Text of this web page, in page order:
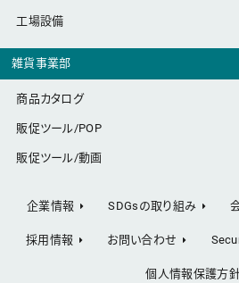
工場設備
雑貨事業部
商品カタログ
販促ツール/POP
販促ツール/動画
企業情報 SDGsの取り組み
採用情報 お問い合わせ
個人情報保護方